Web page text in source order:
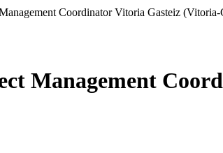
Coordinator Vitoria Gasteiz (Vitoria-
Management